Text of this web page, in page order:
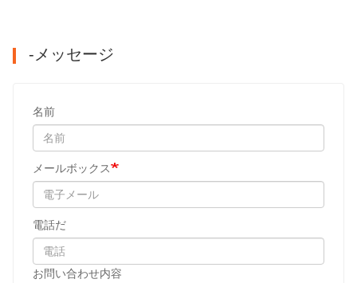
-メッセージ
名前
メールボックス
電話だ
お問い合わせ内容